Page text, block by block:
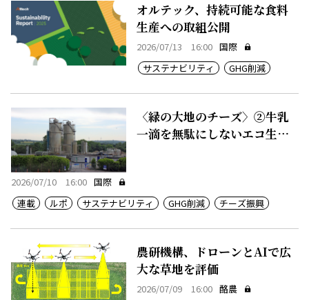
オルテック、持続可能な食料
生産への取組公開
2026/07/13 16:00 国際
サステナビリティ
GHG削減
〈緑の大地のチーズ〉②牛乳
一滴を無駄にしないエコ生産
2026/07/10 16:00 国際
連載
ルポ サステナビリティ GHG削減 チーズ振興
農研機構、ドローンとAIで広
大な草地を評価
2026/07/09 16:00 酪農